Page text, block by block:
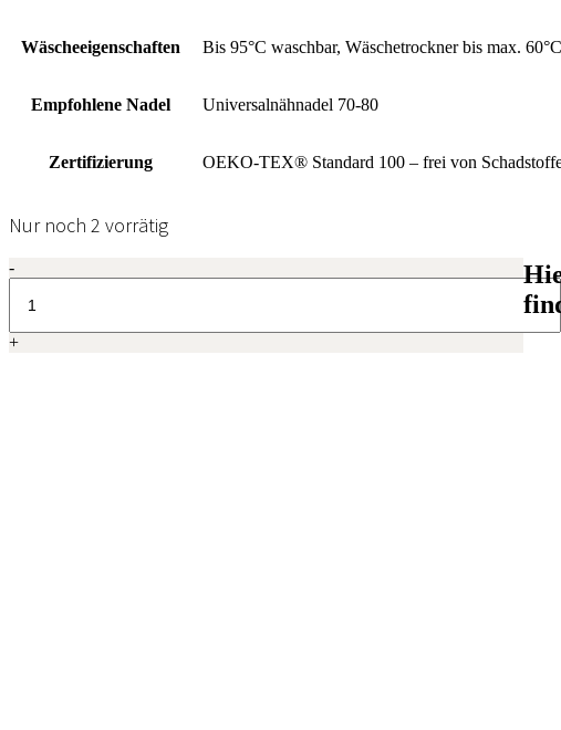
Wäscheeigenschaften Bis 95°C waschbar, Wäschetrockner bis max.
Empfohlene Nadel Universalnähnadel 70-80
Zertifizierung OEKO-TEX® Standard 100 – frei von
Nur noch 2 vorrätig
Madeira
No.
400m,
-
+